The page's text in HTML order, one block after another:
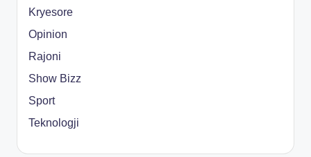
Kryesore
Opinion
Rajoni
Show Bizz
Sport
Teknologji